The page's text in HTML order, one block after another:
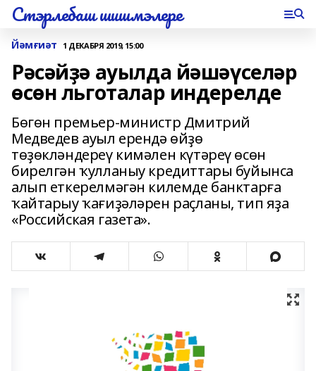
Стэрлебаш шишмэлере
Йәмғиәт 1 ДЕКАБРЯ 2019, 15:00
Рәсәйҙә ауылда йәшәүселәр
өсөн льготалар индерелде
Бөгөн премьер-министр Дмитрий
Медведев ауыл ерендә өйҙө
төҙөкләндереү кимәлен күтәреү өсөн
бирелгән ҡулланыу кредиттары буйынса
алып еткерелмәгән килемде банктарға
ҡайтарыу ҡағиҙәләрен раҫланы, тип яҙа
«Российская газета».